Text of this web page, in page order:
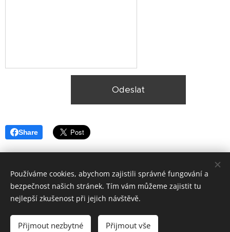
Odeslat
Share
© 2025, Ekologická likvidace vozidel Plzeň,
Používáme cookies, abychom zajistili správné fungování a
bezpečnost našich stránek. Tím vám můžeme zajistit tu
nejlepší zkušenost při jejich návštěvě.
Přijmout nezbytné Přijmout vše